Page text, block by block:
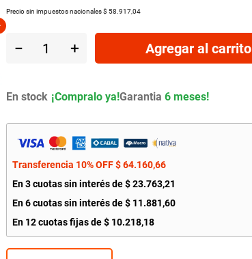
Precio sin impuestos nacionales$ 58 917,04
＋
－ Agregar al carrito
En stock Garantia 6 meses!
Transferencia 10% OFF$64.160,66
En3cuotas sin interés de$23.763,21
En6cuotas sin interés de$ 11.881,60
En 12cuotas fijas de$ 10.218,18